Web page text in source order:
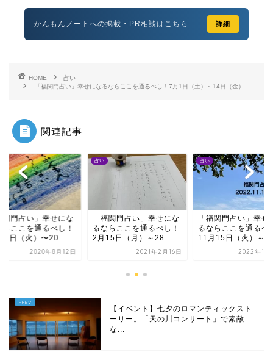
かんもんノートへの掲載・PR相談はこちら 詳細
HOME
占い
「福関門占い」幸せになるならここを通るべし！7月1日（土）～14日（金）
関連記事
関門占い」幸せにな
らここを通るべし！
日（火）〜20...
2020年8月12日
占い
「福関門占い」幸せにな
るならここを通るべし！
2月15日（月）～28...
2021年2月16日
占い
「福関門占い」幸せ
るならここを通るべ
11月15日（火）～
2022年11
【イベント】七夕のロマンティックスト
ーリー。「天の川コンサート」で素敵
な...